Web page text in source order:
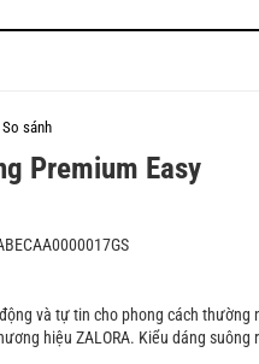
So sánh
Premium Easy
và tự tin cho phong cách thường
hiệu ZALORA. Kiểu dáng suông